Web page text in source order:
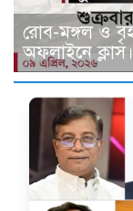
রোব-মঙ্গল ও
অফলাইনে ক্লাস।